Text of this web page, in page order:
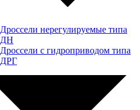
Дроссели нерегулируемые типа
ДН
Дроссели с гидроприводом типа
ДРГ